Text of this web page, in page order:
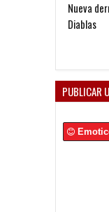
Nueva
Diablas
PUBLICAR